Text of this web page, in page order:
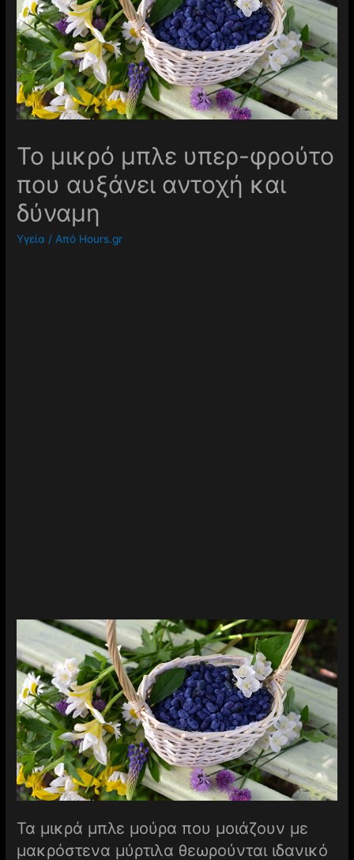
Το μικρό μπλε υπερ-φρούτο
που αυξάνει αντοχή και
δύναμη
Υγεία / Από Hours.gr
Τα μικρά μπλε μούρα που μοιάζουν με
μακρόστενα μύρτιλα θεωρούνται ιδανικό